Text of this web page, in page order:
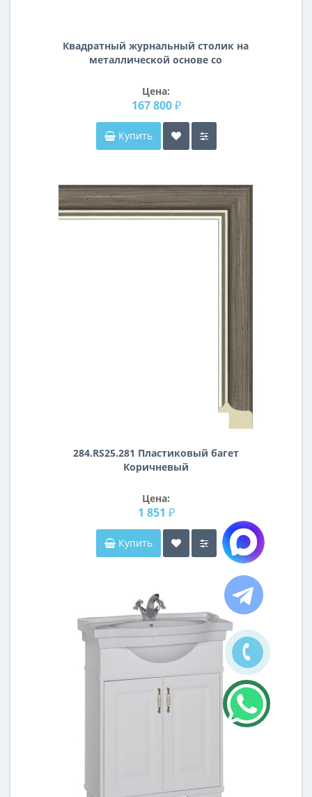
Квадратный журнальный столик на
металлической основе со
100*100*44,5см 58DB-CT18166
Цена:
167 800 ₽
Купить
284.RS25.281 Пластиковый багет
Коричневый
Цена:
1 851 ₽
Купить